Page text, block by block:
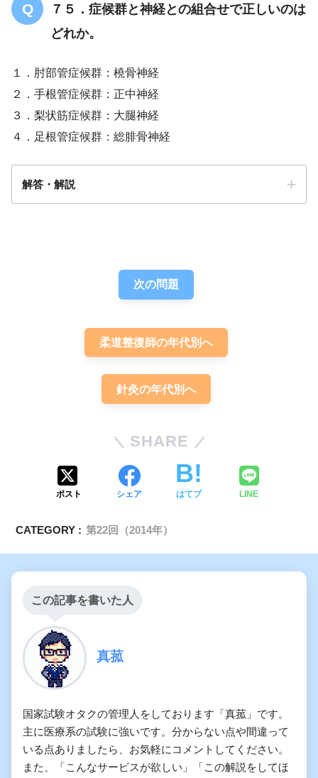
７５．症候群と神経との組合せで正しいのは
どれか。
１．肘部管症候群：橈骨神経
２．手根管症候群：正中神経
３．梨状筋症候群：大腿神経
４．足根管症候群：総腓骨神経
解答・解説
次の問題
柔道整復師の年代別へ
針灸の年代別へ
SHARE
ポスト シェア はてブ LINE
CATEGORY : 第22回（2014年）
この記事を書いた人
真菰
国家試験オタクの管理人をしております「真菰」です。
主に医療系の試験に強いです。分からない点や間違って
いる点ありましたら、お気軽にコメントしてください。
また、「こんなサービスが欲しい」「この解説をしてほ